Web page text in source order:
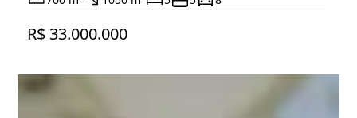
R$ 33.000.000